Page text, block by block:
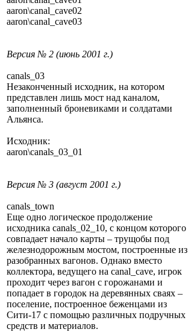
aaron\canal_cave02
aaron\canal_cave03
Версия № 2 (июнь 2001 г.)
canals_03
Незаконченный исходник, на котором
представлен лишь мост над каналом,
заполненный броневиками и солдатами
Альянса.
Исходник:
aaron\canals_03_01
Версия № 3 (август 2001 г.)
canals_town
Еще одно логическое продолжение
исходника canals_02_10, с концом которого
совпадает начало карты – трущобы под
железнодорожным мостом, построенные из
разобранных вагонов. Однако вместо
коллектора, ведущего на canal_cave, игрок
проходит через вагон с горожанами и
попадает в городок на деревянных сваях –
поселение, построенное беженцами из
Сити-17 с помощью различных подручных
средств и материалов.